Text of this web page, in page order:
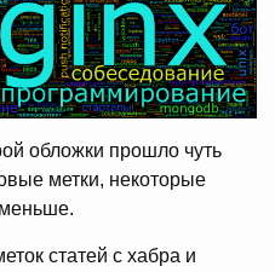
обложки прошло чуть
метки, некоторые
статей с хабра и